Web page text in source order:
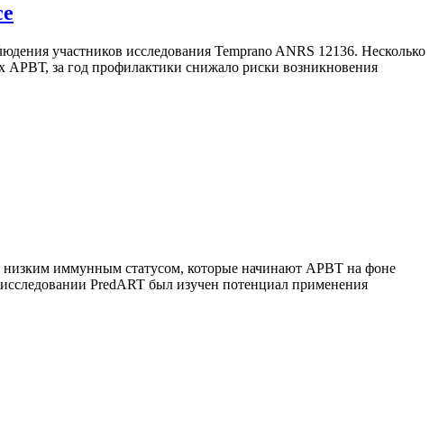
участников исследования Temprano ANRS 12136. Несколько
за год профилактики снижало риски возникновения
иммунным статусом, которые начинают АРВТ на фоне
PredART был изучен потенциал применения